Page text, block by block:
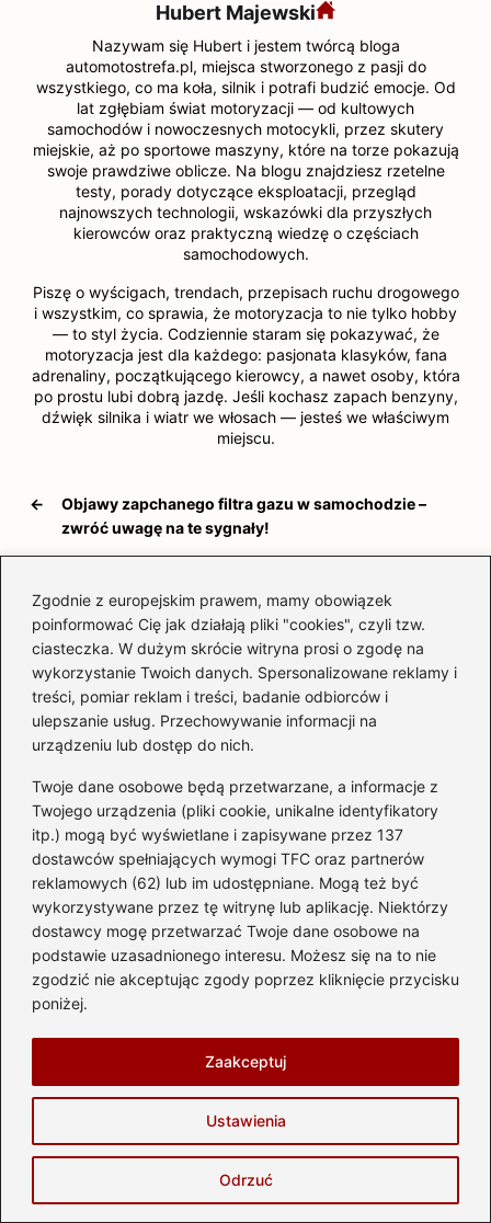
Zgodnie z europejskim prawem, mamy obowiązek
poinformować Cię jak działają pliki "cookies", czyli tzw.
ciasteczka. W dużym skrócie witryna prosi o zgodę na
wykorzystanie Twoich danych. Spersonalizowane reklamy i
treści, pomiar reklam i treści, badanie odbiorców i
ulepszanie usług. Przechowywanie informacji na
urządzeniu lub dostęp do nich.
Twoje dane osobowe będą przetwarzane, a informacje z
Twojego urządzenia (pliki cookie, unikalne identyfikatory
itp.) mogą być wyświetlane i zapisywane przez 137
dostawców spełniających wymogi TFC oraz partnerów
reklamowych (62) lub im udostępniane. Mogą też być
wykorzystywane przez tę witrynę lub aplikację. Niektórzy
dostawcy mogę przetwarzać Twoje dane osobowe na
podstawie uzasadnionego interesu. Możesz się na to nie
zgodzić nie akceptując zgody poprzez kliknięcie przycisku
poniżej.
Ustawienia
Odrzuć
Zaakceptuj
Hubert Majewski
Nazywam się Hubert i jestem twórcą bloga
automotostrefa.pl, miejsca stworzonego z pasji do
wszystkiego, co ma koła, silnik i potrafi budzić emocje. Od
lat zgłębiam świat motoryzacji — od kultowych
samochodów i nowoczesnych motocykli, przez skutery
miejskie, aż po sportowe maszyny, które na torze pokazują
swoje prawdziwe oblicze. Na blogu znajdziesz rzetelne
testy, porady dotyczące eksploatacji, przegląd
najnowszych technologii, wskazówki dla przyszłych
kierowców oraz praktyczną wiedzę o częściach
samochodowych.
Piszę o wyścigach, trendach, przepisach ruchu drogowego
i wszystkim, co sprawia, że motoryzacja to nie tylko hobby
— to styl życia. Codziennie staram się pokazywać, że
motoryzacja jest dla każdego: pasjonata klasyków, fana
adrenaliny, początkującego kierowcy, a nawet osoby, która
po prostu lubi dobrą jazdę. Jeśli kochasz zapach benzyny,
dźwięk silnika i wiatr we włosach — jesteś we właściwym
miejscu.
←
Objawy zapchanego filtra gazu w samochodzie –
zwróć uwagę na te sygnały!
→
Co zrobić, gdy benzyna trafi do silnika diesla?
Dodaj komentarz
Twój adres email nie zostanie opublikowany.
Wymagane pola są oznaczone
Komentarz*
Nazwa*
Adres email*
Zapamiętaj moje dane w tej przeglądarce